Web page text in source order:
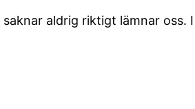
aldrig riktigt lämnar oss.